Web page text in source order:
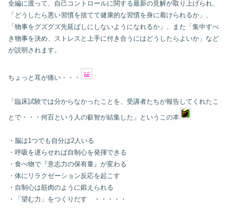
全編に渡って、自己コントロールに関する最新の見解が取り上げられ、
「どうしたら悪い習慣を捨てて健康的な習慣を身に着けられるか」、
「物事をグズグズ先延ばしにしないようになれるか」、また「集中すべ
き物事を決め、ストレスと上手に付き合うにはどうしたらよいか」など
が説明されます。
ちょっと耳が痛い・・・
「臨床試験では分からなかったことを、受講者たちが報告してくれたこ
とで・・・何百という人の叡智が結集した」というこの本
・脳は1つでも自分は2人いる
・呼吸を遅らせれば自制心を発揮できる
・食べ物で『意志力の保有量』が変わる
・体にリラクゼーション反応を起こす
・自制心は筋肉のように鍛えられる
・「望む力」をつくりだす ・・・・・